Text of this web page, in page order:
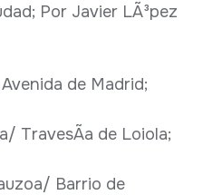
Por Javier LÃ³pez
de Madrid;
TravesÃ­a de Loiola;
Barrio de